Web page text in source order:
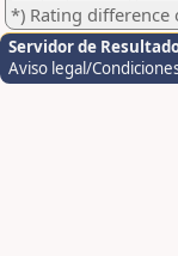
*) Rating difference
Servidor de
Aviso legal/